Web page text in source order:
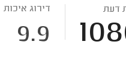
דעת דירוג איכות
9.9